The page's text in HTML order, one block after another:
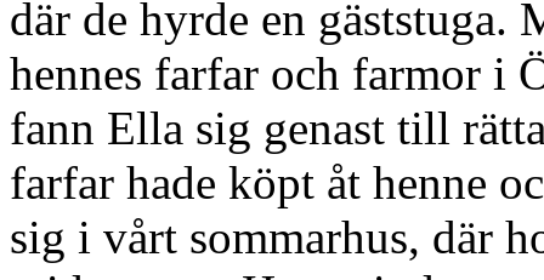
där de hyrde en
hennes farfar och farmor i
fann Ella sig genast till
farfar hade köpt åt henne
sig i vårt sommarhus, där